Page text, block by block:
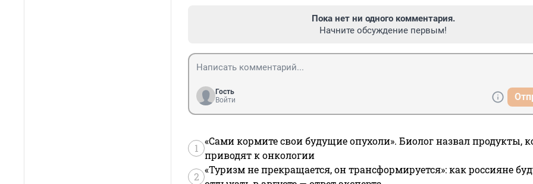
Пока нет ни одного комментария.
Начните обсуждение первым!
Гость
Войти
1
«Сами кормите свои будущие опухоли». Биолог назвал продукты,
приводят к онкологии
2
«Туризм не прекращается, он трансформируется»: как россияне